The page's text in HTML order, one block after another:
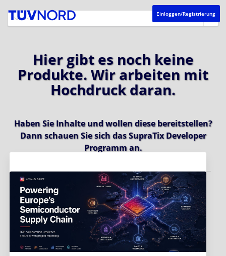
Einloggen/Registrierung
Hier gibt es noch keine
Produkte. Wir arbeiten mit
Hochdruck daran.
Haben Sie Inhalte und wollen diese bereitstellen?
Dann schauen Sie sich dasSupraTix Developer
Programman.